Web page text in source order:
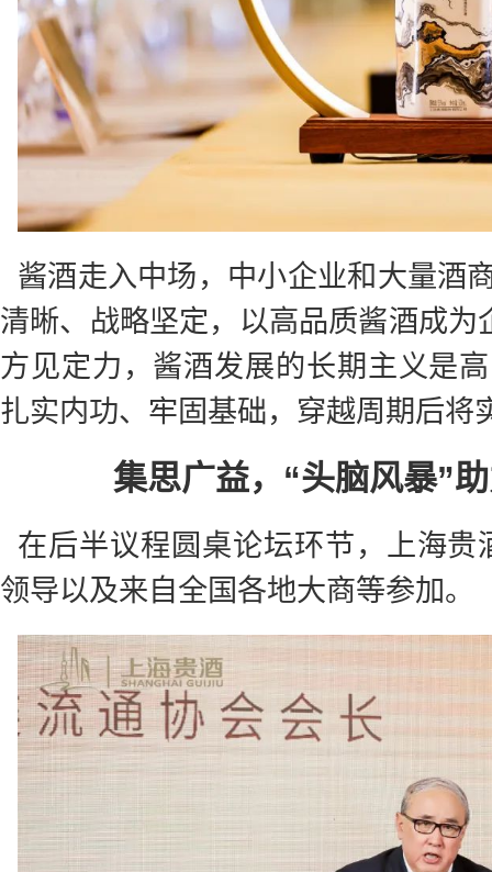
酱酒走入中场，中小企业和大量酒
清晰、战略坚定，以高品质酱酒成为
方见定力，酱酒发展的长期主义是
扎实内功、牢固基础，穿越周期后将
集思广益，“头脑风暴”
在后半议程圆桌论坛环节，上海贵
领导以及来自全国各地大商等参加。